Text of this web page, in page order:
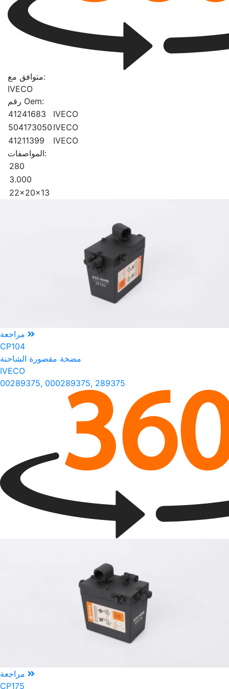
متوافق مع:
IVECO
رقم Oem:
41241683
IVECO
504173050 IVECO
41211399
IVECO
المواصفات:
280
3.000
22x20x13
مراجعة
CP104
مضخة مقصورة الشاحنة
IVECO
00289375, 000289375, 289375
مراجعة
CP175